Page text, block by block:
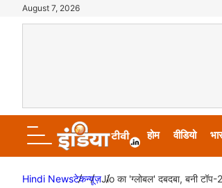
August 7, 2026
होम वीडियो
Hindi Newsटेकन्यूज़Jio का 'ग्लोबल' दबदबा, बनी